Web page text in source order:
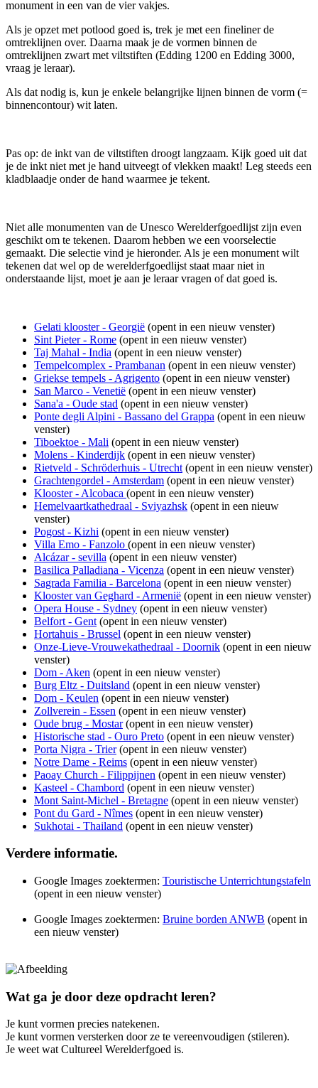
monument in een van de vier vakjes.
Als je opzet met potlood goed is, trek je met een fineliner de
omtreklijnen over. Daarna maak je de vormen binnen de
omtreklijnen zwart met viltstiften (Edding 1200 en Edding 3000,
vraag je leraar).
Als dat nodig is, kun je enkele belangrijke lijnen binnen de vorm (=
binnencontour) wit laten.
Pas op: de inkt van de viltstiften droogt langzaam. Kijk goed uit dat
je de inkt niet met je hand uitveegt of vlekken maakt! Leg steeds een
kladblaadje onder de hand waarmee je tekent.
Niet alle monumenten van de Unesco Werelderfgoedlijst zijn even
geschikt om te tekenen. Daarom hebben we een voorselectie
gemaakt. Die selectie vind je hieronder. Als je een monument wilt
tekenen dat wel op de werelderfgoedlijst staat maar niet in
onderstaande lijst, moet je aan je leraar vragen of dat goed is.
Gelati klooster - Georgië (opent in een nieuw venster)
Sint Pieter - Rome (opent in een nieuw venster)
Taj Mahal - India (opent in een nieuw venster)
Tempelcomplex - Prambanan (opent in een nieuw venster)
Griekse tempels - Agrigento (opent in een nieuw venster)
San Marco - Venetië (opent in een nieuw venster)
Sana'a - Oude stad (opent in een nieuw venster)
Ponte degli Alpini - Bassano del Grappa (opent in een nieuw
venster)
Tiboektoe - Mali (opent in een nieuw venster)
Molens - Kinderdijk (opent in een nieuw venster)
Rietveld - Schröderhuis - Utrecht (opent in een nieuw venster)
Grachtengordel - Amsterdam (opent in een nieuw venster)
Klooster - Alcobaca (opent in een nieuw venster)
Hemelvaartkathedraal - Sviyazhsk (opent in een nieuw
venster)
Pogost - Kizhi (opent in een nieuw venster)
Villa Emo - Fanzolo (opent in een nieuw venster)
Alcázar - sevilla (opent in een nieuw venster)
Basilica Palladiana - Vicenza (opent in een nieuw venster)
Sagrada Familia - Barcelona (opent in een nieuw venster)
Klooster van Geghard - Armenië (opent in een nieuw venster)
Opera House - Sydney (opent in een nieuw venster)
Belfort - Gent (opent in een nieuw venster)
Hortahuis - Brussel (opent in een nieuw venster)
Onze-Lieve-Vrouwekathedraal - Doornik (opent in een nieuw
venster)
Dom - Aken (opent in een nieuw venster)
Burg Eltz - Duitsland (opent in een nieuw venster)
Dom - Keulen (opent in een nieuw venster)
Zollverein - Essen (opent in een nieuw venster)
Oude brug - Mostar(opent in een nieuw venster)
Historische stad - Ouro Preto (opent in een nieuw venster)
Porta Nigra - Trier(opent in een nieuw venster)
Notre Dame - Reims (opent in een nieuw venster)
Paoay Church - Filippijnen (opent in een nieuw venster)
Kasteel - Chambord (opent in een nieuw venster)
Mont Saint-Michel - Bretagne (opent in een nieuw venster)
Pont du Gard - Nîmes (opent in een nieuw venster)
Sukhotai - Thailand (opent in een nieuw venster)
Verdere informatie.
Google Images zoektermen: Touristische Unterrichtungstafeln
(opent in een nieuw venster)
Google Images zoektermen: Bruine borden ANWB (opent in
een nieuw venster)
Wat ga je door deze opdracht leren?
Je kunt vormen precies natekenen.
Je kunt vormen versterken door ze te vereenvoudigen (stileren).
Je weet wat Cultureel Werelderfgoed is.